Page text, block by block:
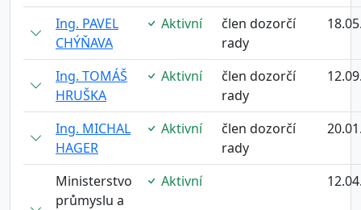
Ing. PAVEL
CHÝŇAVA
Aktivní
člen dozorčí
rady
Ing. TOMÁŠ
HRUŠKA
Aktivní
člen dozorčí
rady
Ing. MICHAL
HAGER
Aktivní
člen dozorčí
rady
Ministerstvo
průmyslu a
Aktivní